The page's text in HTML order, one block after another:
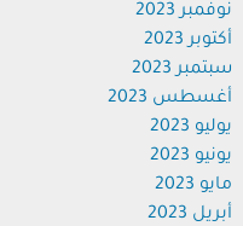
نوفمبر 2023
أكتوبر 2023
سبتمبر 2023
أغسطس 2023
يوليو 2023
يونيو 2023
مايو 2023
أبريل 2023